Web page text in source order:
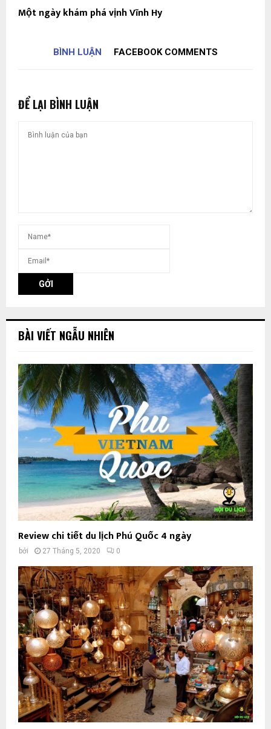
Một ngày khám phá vịnh Vĩnh Hy
BÌNH LUẬN FACEBOOK COMMENTS
ĐỂ LẠI BÌNH LUẬN
BÀI VIẾT NGẪU NHIÊN
Review chi tiết du lịch Phú Quốc 4 ngày
bởi 27 Tháng 5, 2020 0